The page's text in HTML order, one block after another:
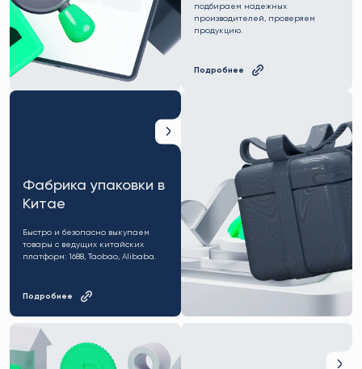
подбираем надежных
производителей, проверяем
продукцию.
Подробнее
Фабрика упаковки в
Китае
Быстро и безопасно выкупаем
товары с ведущих китайских
платформ: 1688, Taobao, Alibaba.
Подробнее